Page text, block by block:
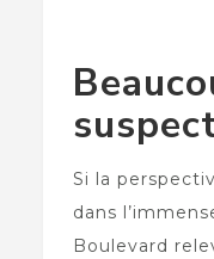
Si la
dans
Boulevard